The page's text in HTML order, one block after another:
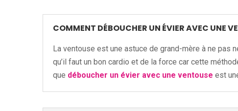
COMMENT DÉBOUCHER UN ÉVIER AVEC UNE
La ventouse est une astuce de grand-mère à ne pas
qu’il faut un bon cardio et de la force car cette
que déboucher un évier avec une ventouse est